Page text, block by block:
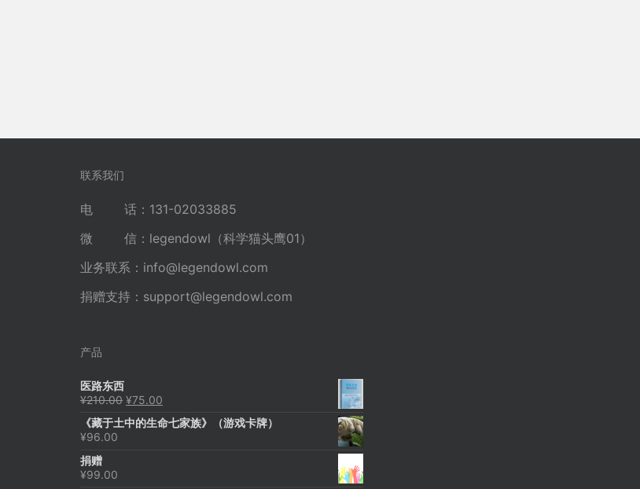
联系我们
电 话：131-02033885
微 信：legendowl（科学猫头鹰01）
业务联系： info@legendowl.com
捐赠支持： support@legendowl.com
产品
医路东西
¥210.00 原
为：
¥75.00
价
《藏于土中的生命七家族》（游戏卡牌）
¥96.00
捐赠
¥99.00